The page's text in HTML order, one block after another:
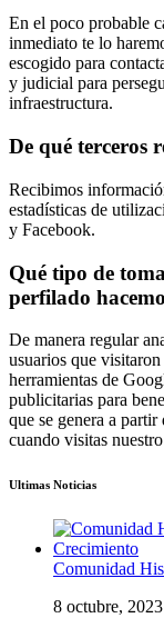
En el poco probable
inmediato te lo
escogido para
y judicial para
infraestructura.
De qué terceros
Recibimos
estadísticas de
y Facebook.
Qué tipo de
perfilado
De manera regular
usuarios que
herramientas de
publicitarias para
que se genera a
cuando visitas
Ultimas Noticias
Comunidad
8 octubre, 2023